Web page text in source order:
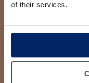
of their services.
AESTHETIC SIDE,
sobre protección de
He leído y
para gestionar mi